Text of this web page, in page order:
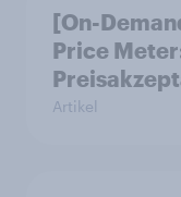
[On-
Price
Artikel